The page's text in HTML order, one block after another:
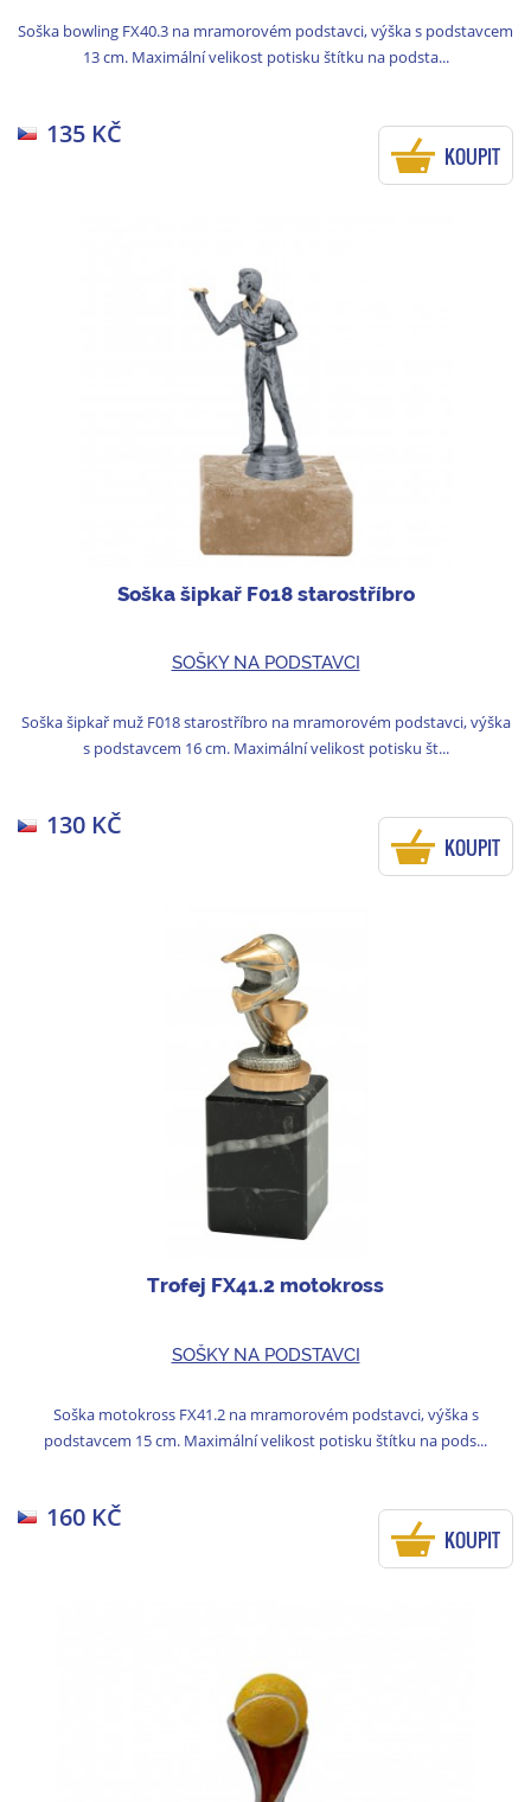
Soška bowling FX40.3 na mramorovém podstavci, výška s podstavcem
13 cm. Maximální velikost potisku štítku na podsta...
135 KČ
KOUPIT
Soška šipkař F018 starostříbro
SOŠKY NA PODSTAVCI
Soška šipkař muž F018 starostříbro na mramorovém podstavci, výška
s podstavcem 16 cm. Maximální velikost potisku št...
130 KČ
KOUPIT
Trofej FX41.2 motokross
SOŠKY NA PODSTAVCI
Soška motokross FX41.2 na mramorovém podstavci, výška s
podstavcem 15 cm. Maximální velikost potisku štítku na pods...
160 KČ
KOUPIT